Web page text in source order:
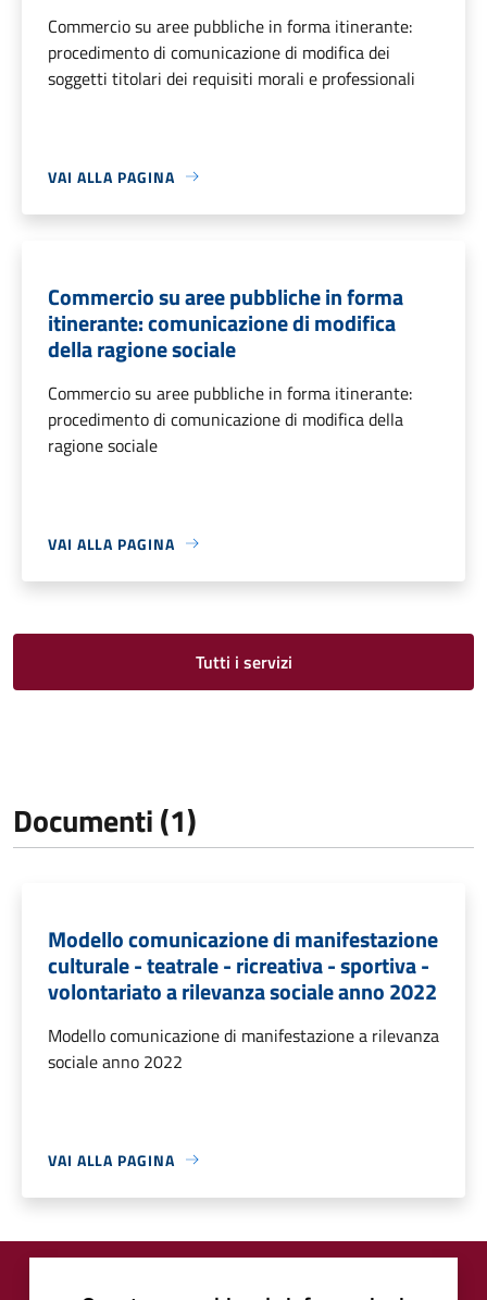
Commercio su aree pubbliche in forma itinerante:
procedimento di comunicazione di modifica dei
soggetti titolari dei requisiti morali e professionali
VAI ALLA PAGINA
Commercio su aree pubbliche in forma
itinerante: comunicazione di modifica
della ragione sociale
Commercio su aree pubbliche in forma itinerante:
procedimento di comunicazione di modifica della
ragione sociale
VAI ALLA PAGINA
Tutti i servizi
Documenti (1)
Modello comunicazione di manifestazione
culturale - teatrale - ricreativa - sportiva -
volontariato a rilevanza sociale anno 2022
Modello comunicazione di manifestazione a rilevanza
sociale anno 2022
VAI ALLA PAGINA